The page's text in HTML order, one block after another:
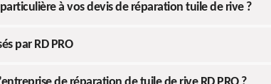
à vos devis de réparation tuile de rive ?
par RD PRO